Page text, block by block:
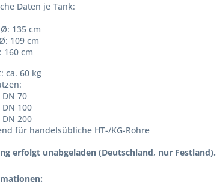
Daten je Tank:
135 cm
109 cm
160 cm
ca. 60 kg
DN 70
100
200
für handelsübliche HT-/KG-Rohre
erfolgt unabgeladen (Deutschland, nur Festland).